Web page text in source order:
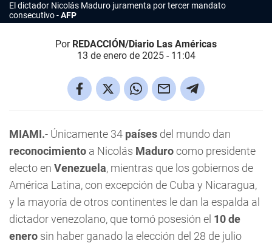
El dictador Nicolás Maduro juramenta por tercer mandato
consecutivo
AFP
Por REDACCIÓN/Diario Las Américas
13 de enero de 2025 - 11:04
MIAMI.- Únicamente 34 países del mundo dan
reconocimiento a Nicolás Madurocomo presidente
electo en Venezuela, mientras que los gobiernos de
América Latina, con excepción de Cuba y Nicaragua,
y la mayoría de otros continentes le dan la espalda al
dictador venezolano, que tomó posesión el 10 de
enero sin haber ganado la elección del 28 de julio